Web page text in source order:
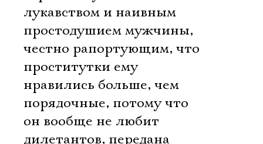
лукавством и наивным
простодушием мужчины,
честно рапортующим, что
проститутки ему
нравились больше, чем
порядочные, потому что
он вообще не любит
дилетантов, передана